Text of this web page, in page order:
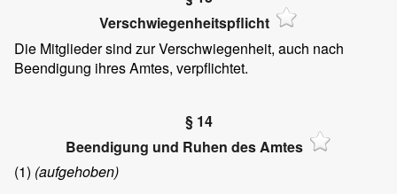
Verschwiegenheitspflicht
Die Mitglieder sind zur Verschwiegenheit, auch nach
Beendigung ihres Amtes, verpflichtet.
§ 14
Beendigung und Ruhen des Amtes
(1) (aufgehoben)